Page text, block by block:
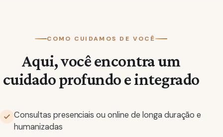
COMO CUIDAMOS DE VOCÊ
Aqui, você encontra um
cuidado profundo e integrado
Consultas presenciais ou online de longa duração e
humanizadas